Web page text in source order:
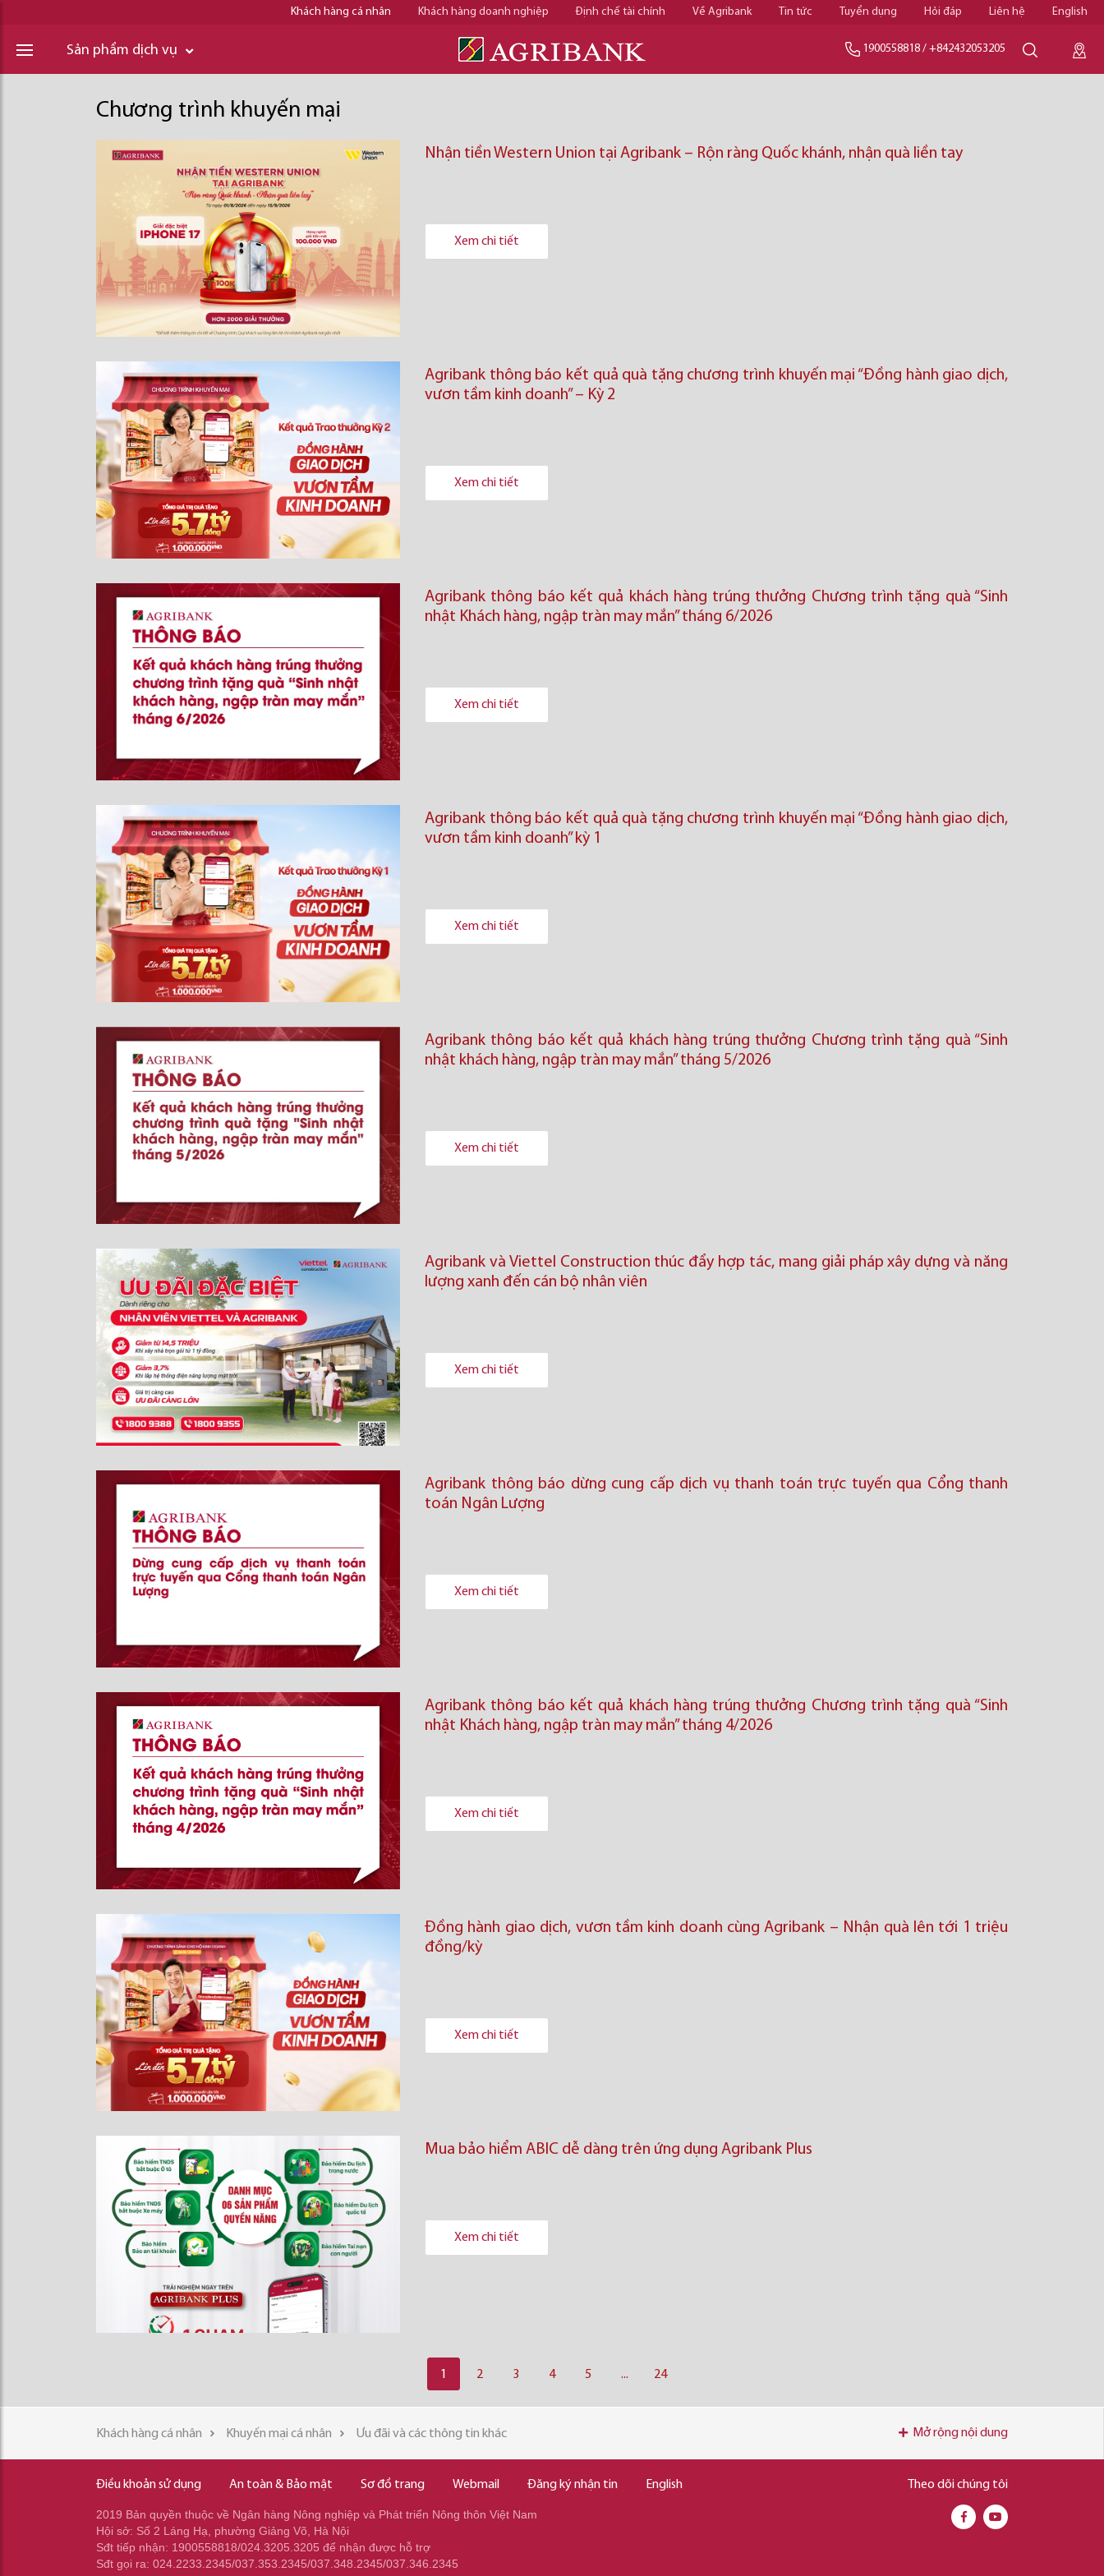
Khách hàng cá nhân Khách hàng doanh nghiệp Định chế tài chính Về Agribank Tin tức Tuyển dụng Hỏi đáp Liên hệ English
Sản phẩm dịch vụ 1900558818 / +842432053205
Chương trình khuyến mại
Nhận tiền Western Union tại Agribank – Rộn ràng Quốc khánh, nhận quà liền tay
Xem chi tiết
Agribank thông báo kết quả quà tặng chương trình khuyến mại “Đồng hành giao dịch,
vươn tầm kinh doanh’’ – Kỳ 2
Xem chi tiết
Agribank thông báo kết quả khách hàng trúng thưởng Chương trình tặng quà “Sinh
nhật Khách hàng, ngập tràn may mắn” tháng 6/2026
Xem chi tiết
Agribank thông báo kết quả quà tặng chương trình khuyến mại “Đồng hành giao dịch,
vươn tầm kinh doanh’’ kỳ 1
Xem chi tiết
Agribank thông báo kết quả khách hàng trúng thưởng Chương trình tặng quà “Sinh
nhật khách hàng, ngập tràn may mắn” tháng 5/2026
Xem chi tiết
Agribank và Viettel Construction thúc đẩy hợp tác, mang giải pháp xây dựng và năng
lượng xanh đến cán bộ nhân viên
Xem chi tiết
Agribank thông báo dừng cung cấp dịch vụ thanh toán trực tuyến qua Cổng thanh
toán Ngân Lượng
Xem chi tiết
Agribank thông báo kết quả khách hàng trúng thưởng Chương trình tặng quà “Sinh
nhật Khách hàng, ngập tràn may mắn” tháng 4/2026
Xem chi tiết
Đồng hành giao dịch, vươn tầm kinh doanh cùng Agribank – Nhận quà lên tới 1 triệu
đồng/kỳ
Xem chi tiết
Mua bảo hiểm ABIC dễ dàng trên ứng dụng Agribank Plus
Xem chi tiết
1 2 3 4 5 ... 24
Khách hàng cá nhân Khuyến mại cá nhân Ưu đãi và các thông tin khác Mở rộng nội dung
Điều khoản sử dụng An toàn & Bảo mật Sơ đồ trang Webmail Đăng ký nhận tin English
2019 Bản quyền thuộc về Ngân hàng Nông nghiệp và Phát triển Nông thôn Việt Nam
Hội sở: Số 2 Láng Hạ, phường Giảng Võ, Hà Nội
Sđt tiếp nhận: 1900558818/024.3205.3205 để nhận được hỗ trợ
Sđt gọi ra: 024.2233.2345/037.353.2345/037.348.2345/037.346.2345
Theo dõi chúng tôi